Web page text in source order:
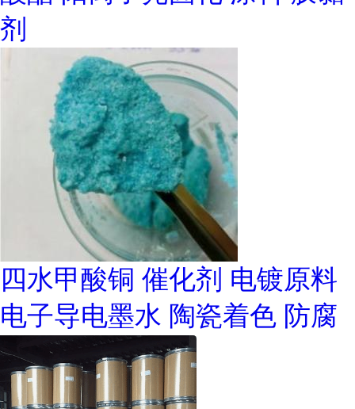
剂
四水甲酸铜 催化剂 电镀原料
电子导电墨水 陶瓷着色 防腐